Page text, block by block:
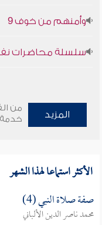
وأمنهم من خوف 9
سلسلة محاضرات نفحات
المزيد
من
خدمة
الأكثر استماعا لهذا الشهر
صفة صلاة النبي (4)
محمد ناصر الدين الألباني